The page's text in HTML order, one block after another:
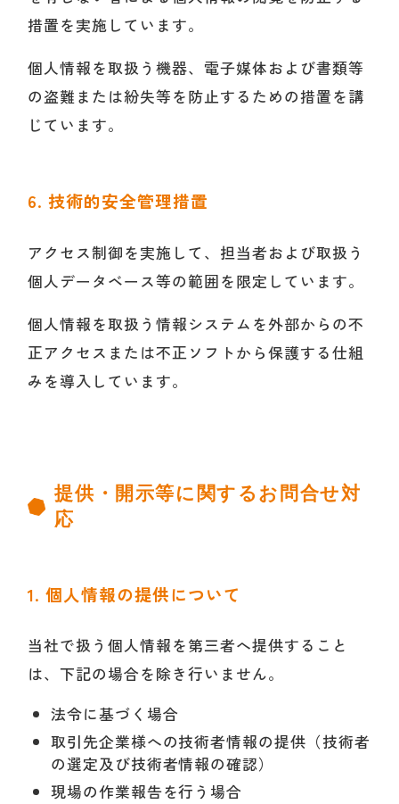
措置を実施しています。
個人情報を取扱う機器、電子媒体および書類等
の盗難または紛失等を防止するための措置を講
じています。
6. 技術的安全管理措置
アクセス制御を実施して、担当者および取扱う
個人データベース等の範囲を限定しています。
個人情報を取扱う情報システムを外部からの不
正アクセスまたは不正ソフトから保護する仕組
みを導入しています。
提供・開示等に関するお問合せ対
応
1. 個人情報の提供について
当社で扱う個人情報を第三者へ提供すること
は、下記の場合を除き行いません。
法令に基づく場合
取引先企業様への技術者情報の提供（技術者
の選定及び技術者情報の確認）
現場の作業報告を行う場合